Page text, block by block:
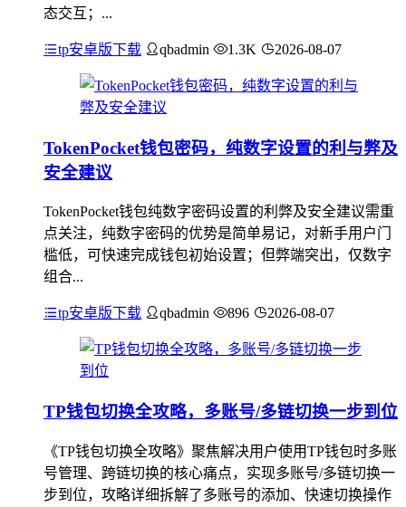
态交互；...
tp安卓版下载 qbadmin 1.3K 2026-08-07
TokenPocket钱包密码，纯数字设置的利与弊及
安全建议
TokenPocket钱包纯数字密码设置的利弊及安全建议需重
点关注，纯数字密码的优势是简单易记，对新手用户门
槛低，可快速完成钱包初始设置；但弊端突出，仅数字
组合...
tp安卓版下载 qbadmin 896 2026-08-07
TP钱包切换全攻略，多账号/多链切换一步到位
《TP钱包切换全攻略》聚焦解决用户使用TP钱包时多账
号管理、跨链切换的核心痛点，实现多账号/多链切换一
步到位，攻略详细拆解了多账号的添加、快速切换操作